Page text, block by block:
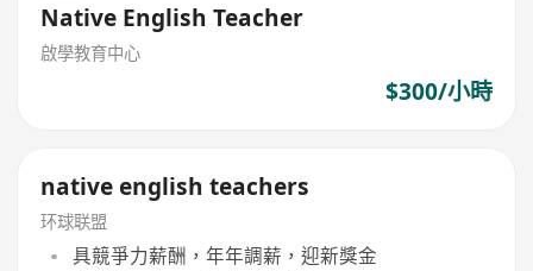
Native English Teacher
啟學教育中心
$300/小時
native english teachers
环球联盟
具競爭力薪酬，年年調薪，迎新獎金